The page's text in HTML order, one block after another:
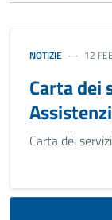
NOTIZIE 12
Carta dei
Carta dei